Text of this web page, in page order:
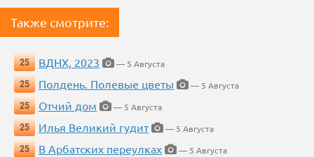
Также смотрите:
25 ВДНХ, 2023
— 5 Августа
25
Полдень. Полевые цветы
— 5 Августа
25
Отчий дом
— 5 Августа
25
Илья Великий гудит
— 5 Августа
25
В Арбатских переулках
— 5 Августа